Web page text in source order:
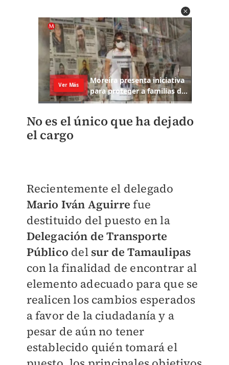
No es el único que ha dejado
el cargo
Recientemente el delegado
Mario Iván Aguirre fue
destituido del puesto en la
Delegación de Transporte
Público del sur de Tamaulipas
con la finalidad de encontrar al
elemento adecuado para que se
realicen los cambios esperados
a favor de la ciudadanía y a
pesar de aún no tener
establecido quién tomará el